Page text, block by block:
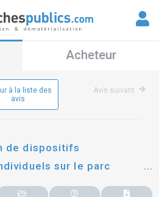
Acheteur
à la liste des
avis
Avis suivant
de dispositifs
sur le parc
36